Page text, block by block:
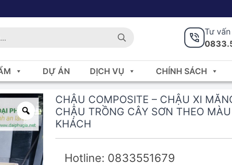
Tư
DỰ ÁN DỊCH VỤ CHÍNH SÁCH
CHẬU COMPOSITE – CHẬU XI
CHẬU TRỒNG CÂY SƠN THEO
KHÁCH
Hotline: 0833551679